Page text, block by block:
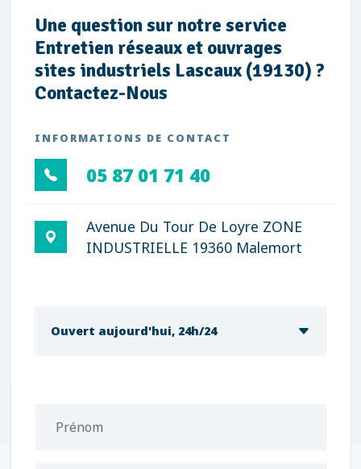
Une question sur notre service
Entretien réseaux et ouvrages
sites industriels Lascaux (19130) ?
Contactez-Nous
INFORMATIONS DE CONTACT
05 87 01 71 40
Avenue Du Tour De Loyre ZONE
INDUSTRIELLE 19360 Malemort
Ouvert aujourd'hui, 24h/24
Prénom